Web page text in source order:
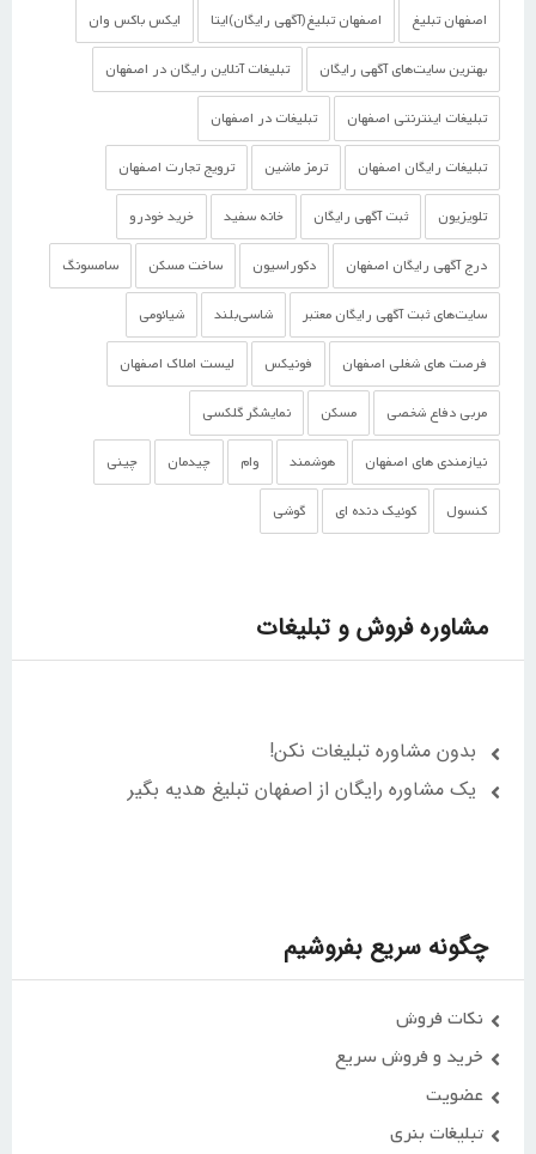
اصفهان تبلیغ اصفهان تبلیغ(آگهی رایگان)ایتا ایکس باکس وان
بهترین سایت‌های آگهی رایگان تبلیغات آنلاین رایگان در اصفهان
تبلیغات اینترنتی اصفهان تبلیغات در اصفهان
تبلیغات رایگان اصفهان ترمز ماشین ترویج تجارت اصفهان
تلویزیون ثبت آگهی رایگان خانه سفید خرید خودرو
درج آگهی رایگان اصفهان دکوراسیون ساخت مسکن سامسونگ
سایت‌های ثبت آگهی رایگان معتبر شاسی‌بلند شیائومی
فرصت های شغلی اصفهان فونیکس لیست املاک اصفهان
مربی دفاع شخصی مسکن نمایشگر گلکسی
نیازمندی های اصفهان هوشمند وام چیدمان چینی
کنسول کوئیک دنده ای گوشی‌
مشاوره فروش و تبلیغات
بدون مشاوره تبلیغات نکن!
یک مشاوره رایگان از اصفهان تبلیغ هدیه بگیر
چگونه سریع بفروشیم
نکات فروش
خرید و فروش سریع
عضویت
تبلیغات بنری